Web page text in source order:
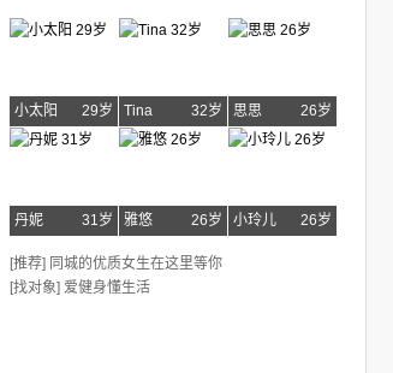
小太阳 29岁 Tina 32岁 思思 26岁
丹妮 31岁 雅悠 26岁 小玲儿 26岁
[推荐] 同城的优质女生在这里等你
[找对象] 爱健身懂生活